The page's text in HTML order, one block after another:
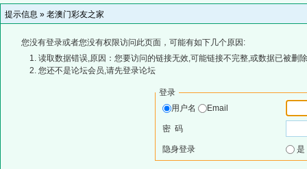
提示信息 » 老澳门彩友之家
您没有登录或者您没有权限访问此页面，可能有如下几个原因:
读取数据错误,原因：您要访问的链接无效,可能链接不完整,或数据已被删
您还不是论坛会员,请先登录论坛
登录
用户名
Email
密 码
隐身登录